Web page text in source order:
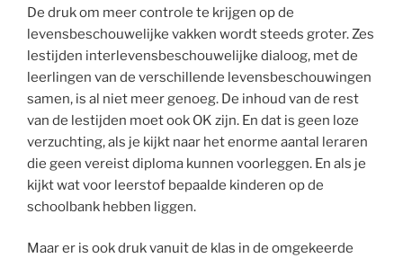
De druk om meer controle te krijgen op de
levensbeschouwelijke vakken wordt steeds groter. Zes
lestijden interlevensbeschouwelijke dialoog, met de
leerlingen van de verschillende levensbeschouwingen
samen, is al niet meer genoeg. De inhoud van de rest
van de lestijden moet ook OK zijn. En dat is geen loze
verzuchting, als je kijkt naar het enorme aantal leraren
die geen vereist diploma kunnen voorleggen. En als je
kijkt wat voor leerstof bepaalde kinderen op de
schoolbank hebben liggen.
Maar er is ook druk vanuit de klas in de omgekeerde